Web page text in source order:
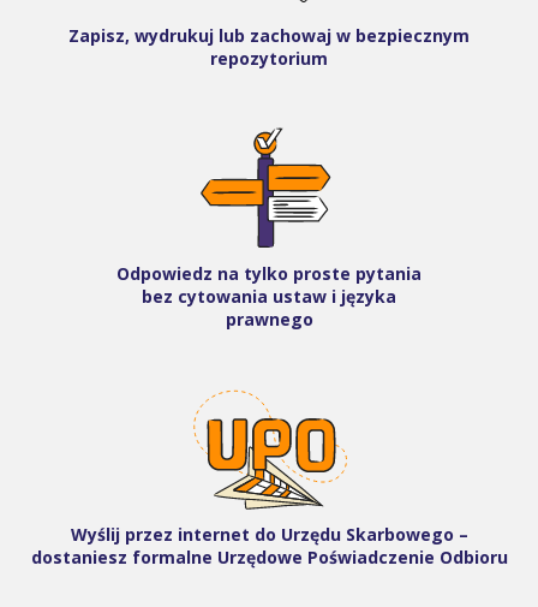
Zapisz, wydrukuj lub zachowaj w bezpiecznym
repozytorium
Odpowiedz na tylko proste pytania
bez cytowania ustaw i języka
prawnego
Wyślij przez internet do Urzędu Skarbowego –
dostaniesz formalne Urzędowe Poświadczenie Odbioru